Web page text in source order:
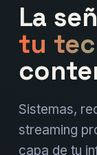
La
tu
Sistemas,
streaming
capa de tu